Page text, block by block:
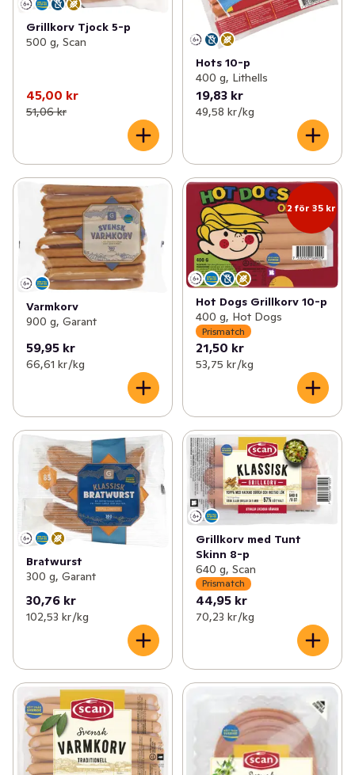
Grillkorv Tjock 5-p
500 g, Scan
45,00 kr
51,06 kr
Hots 10-p
400 g, Lithells
19,83 kr
49,58 kr /kg
Varmkorv
900 g, Garant
59,95 kr
66,61 kr /kg
2 för 35 kr
Hot Dogs Grillkorv 10-p
400 g, Hot Dogs
Prismatch
21,50 kr
53,75 kr /kg
Bratwurst
300 g, Garant
30,76 kr
102,53 kr /kg
Grillkorv med Tunt
Skinn 8-p
640 g, Scan
Prismatch
44,95 kr
70,23 kr /kg